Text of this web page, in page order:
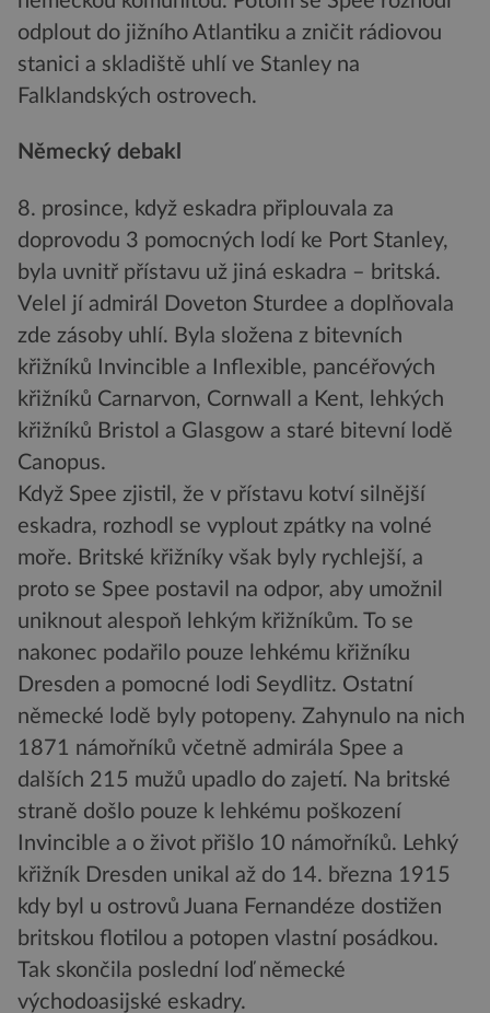
odplout do jižního Atlantiku a zničit rádiovou
stanici a skladiště uhlí ve Stanley na
Falklandských ostrovech.
Německý debakl
8. prosince, když eskadra připlouvala za
doprovodu 3 pomocných lodí ke Port Stanley,
byla uvnitř přístavu už jiná eskadra – britská.
Velel jí admirál Doveton Sturdee a doplňovala
zde zásoby uhlí. Byla složena z bitevních
křižníků Invincible a Inflexible, pancéřových
křižníků Carnarvon, Cornwall a Kent, lehkých
křižníků Bristol a Glasgow a staré bitevní lodě
Canopus.
Když Spee zjistil, že v přístavu kotví silnější
eskadra, rozhodl se vyplout zpátky na volné
moře. Britské křižníky však byly rychlejší, a
proto se Spee postavil na odpor, aby umožnil
uniknout alespoň lehkým křižníkům. To se
nakonec podařilo pouze lehkému křižníku
Dresden a pomocné lodi Seydlitz. Ostatní
německé lodě byly potopeny. Zahynulo na nich
1871 námořníků včetně admirála Spee a
dalších 215 mužů upadlo do zajetí. Na britské
straně došlo pouze k lehkému poškození
Invincible a o život přišlo 10 námořníků. Lehký
křižník Dresden unikal až do 14. března 1915
kdy byl u ostrovů Juana Fernandéze dostižen
britskou flotilou a potopen vlastní posádkou.
Tak skončila poslední loď německé
východoasijské eskadry.